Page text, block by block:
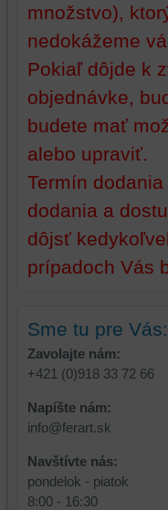
množstvo),
nedokážeme
Pokiaľ dôjde k
objednávke,
budete mať
alebo upraviť.
Termín
dodania a
dôjsť
prípadoch Vás
Sme tu pre Vás:
Zavolajte nám:
+421 (0)918 33 72 66
Napíšte nám:
info@ferart.sk
Navštívte nás:
pondelok - piatok
8:00 - 16:30
dosiahnutie
základnej
platformy,
zážitku
prehliadania
a
zabezpečenia.
ktoré
zlepšujú
zážitok
z
prehliadania,
ukladať
niektoré
z
preferencií
bez
toho,
aby
používateľský
účet
alebo
prihlásenia,
používať
skripty
a/alebo
zdroje